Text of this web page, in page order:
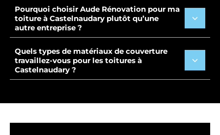
Pourquoi choisir Aude Rénovation pour ma
toiture à Castelnaudary plutôt qu’une
autre entreprise ?
Quels types de matériaux de couverture
travaillez-vous pour les toitures à
Castelnaudary ?